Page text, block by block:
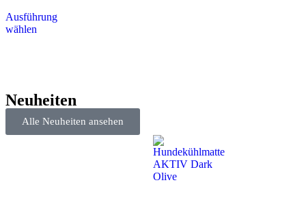
Ausführung
wählen
Neuheiten
Alle Neuheiten ansehen